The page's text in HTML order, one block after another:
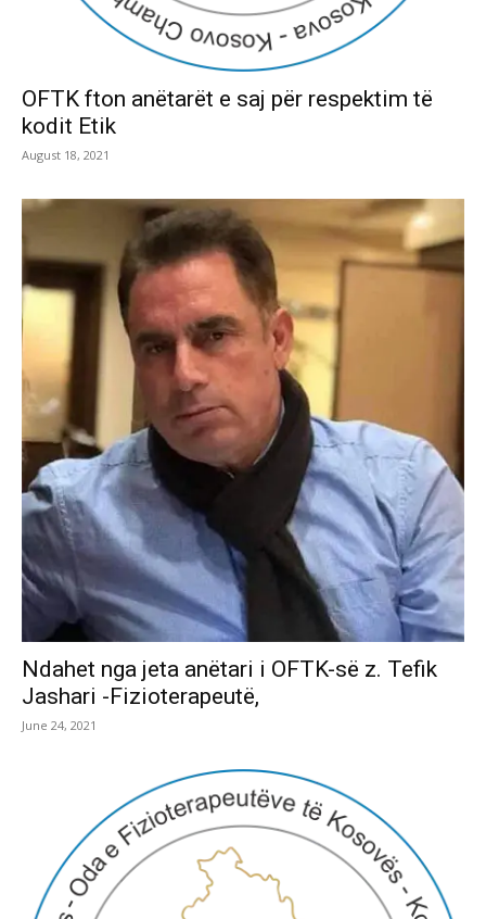
OFTK fton anëtarët e saj për respektim të
kodit Etik
August 18, 2021
Ndahet nga jeta anëtari i OFTK-së z. Tefik
Jashari -Fizioterapeutë,
June 24, 2021